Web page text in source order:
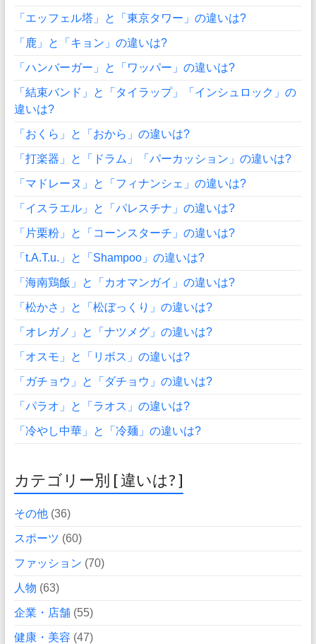
「エッフェル塔」と「東京タワー」の違いは?
「鹿」と「キョン」の違いは?
「ハンバーガー」と「ワッパー」の違いは?
「結束バンド」と「タイラップ」「インシュロック」の
違いは?
「おくら」と「おから」の違いは?
「打楽器」と「ドラム」「パーカッション」の違いは?
「マドレーヌ」と「フィナンシェ」の違いは?
「イスラエル」と「パレスチナ」の違いは?
「片栗粉」と「コーンスターチ」の違いは?
「t.A.T.u.」と「Shampoo」の違いは?
「海南鶏飯」と「カオマンガイ」の違いは?
「松かさ」と「松ぼっくり」の違いは?
「オレガノ」と「ナツメグ」の違いは?
「オスモ」と「リボス」の違いは?
「ガチョウ」と「ダチョウ」の違いは?
「パラオ」と「ラオス」の違いは?
「冷やし中華」と「冷麺」の違いは?
カテゴリー別 [ 違いは? ]
その他(36)
スポーツ (60)
ファッション (70)
人物 (63)
企業・店舗(55)
健康・美容 (47)